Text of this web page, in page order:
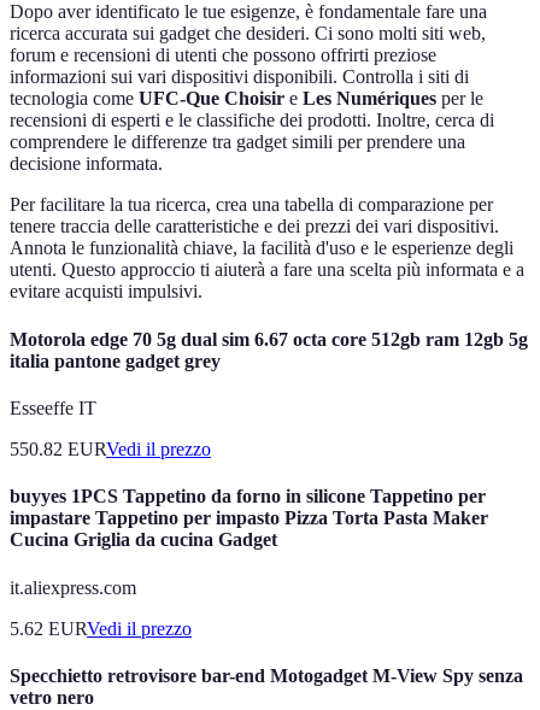
Dopo aver identificato le tue esigenze, è fondamentale fare una
ricerca accurata sui gadget che desideri. Ci sono molti siti web,
forum e recensioni di utenti che possono offrirti preziose
informazioni sui vari dispositivi disponibili. Controlla i siti di
tecnologia come UFC-Que Choisir e Les Numériques per le
recensioni di esperti e le classifiche dei prodotti. Inoltre, cerca di
comprendere le differenze tra gadget simili per prendere una
decisione informata.
Per facilitare la tua ricerca, crea una tabella di comparazione per
tenere traccia delle caratteristiche e dei prezzi dei vari dispositivi.
Annota le funzionalità chiave, la facilità d'uso e le esperienze degli
utenti. Questo approccio ti aiuterà a fare una scelta più informata e a
evitare acquisti impulsivi.
Motorola edge 70 5g dual sim 6.67 octa core 512gb ram 12gb 5g
italia pantone gadget grey
Esseeffe IT
550.82 EURVedi il prezzo
buyyes 1PCS Tappetino da forno in silicone Tappetino per
impastare Tappetino per impasto Pizza Torta Pasta Maker
Cucina Griglia da cucina Gadget
it.aliexpress.com
5.62 EURVedi il prezzo
Specchietto retrovisore bar-end Motogadget M-View Spy senza
vetro nero